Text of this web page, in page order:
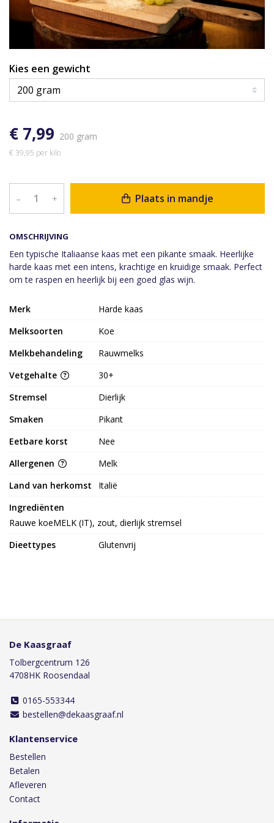
OMSCHRIJVING
Een typische Italiaanse kaas met een pikante smaak. Heerlijke
harde kaas met een intens, krachtige en kruidige smaak. Perfect
om te raspen en heerlijk bij een goed glas wijn.
Kies een gewicht
€ 7,99 200 gram
€ 39,95 per kilo
– + Plaats in mandje
Merk
Harde kaas
Melksoorten
Koe
Melkbehandeling
Rauwmelks
Vetgehalte
30+
Stremsel
Dierlijk
Smaken
Pikant
Eetbare korst
Nee
Allergenen
Melk
Land van herkomst
Italië
Ingrediënten
Rauwe koeMELK (IT), zout, dierlijk stremsel
Dieettypes
Glutenvrij
De Kaasgraaf
Tolbergcentrum 126
4708HK Roosendaal
0165-553344
bestellen@dekaasgraaf.nl
Klantenservice
Bestellen
Betalen
Afleveren
Contact